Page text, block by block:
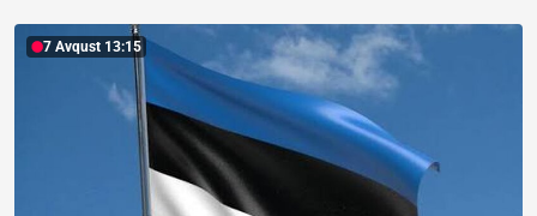
7 Avqust 13:15